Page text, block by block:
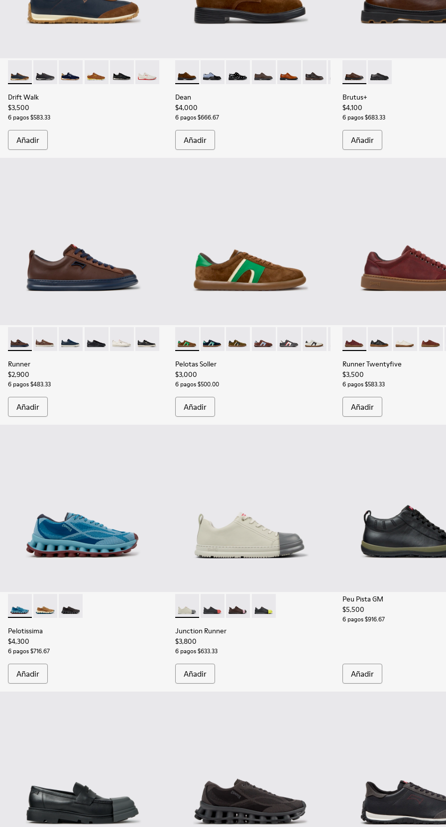
Drift Walk - K101097-008 - Zapatillas de piel y nobuk azules para hombre.
Drift Walk - K101097-009 - Zapatillas de piel y nobuk negras y grises para hombre.
Drift Walk - K101097-005
Drift Walk - K101097-003
Drift Walk - K101097-002
Drift Walk - K101097-001
Drift Walk
$3,500
6 pagos $583.33
Añadir
Dean - K100979-027 - Zapatos de ante marrones para hombre.
Dean - K100979-016
Dean - K100979-014
Dean - K100979-011
Dean - K100979-004
Dean - K100979-002
Dean - K100979-001
Dean
$4,000
6 pagos $666.67
Añadir
Brutus+ - K101066-004 -
Brutus+ - K101066-001
Brutus+
$4,100
6 pagos $683.33
Añadir
Runner - K101052-014 - Zapatillas de piel y nobuk marrones para hombre.
Runner - K101052-009
Runner - K101052-006
Runner - K101052-004
Runner - K101052-003
Runner - K101052-002
Runner
$2,900
6 pagos $483.33
Añadir
Pelotas Soller - K100937-038 - Zapatillas multicolor de nobuk y piel para
Pelotas Soller - K100937-027
Pelotas Soller - K100937-026
Pelotas Soller - K100937-024
Pelotas Soller - K100937-023
Pelotas Soller - K100937-022
Pelotas Soller - K100937-021
Pelotas Soller - K100937-
Pelotas Soller -
Pelotas
Pelotas Soller
$3,000
6 pagos $500.00
Añadir
Runner Twentyfive -
Runner Twentyfive -
Runner
Runner Twentyfive
$3,500
6 pagos $583.33
Añadir
Pelotissima - K101109-011 - Zapatillas azules de materiales técnicos reciclados para hombre.
Pelotissima - K101109-007 - Zapatillas marrones de materiales técnicos reciclados para hombre.
Pelotissima - K101109-006 - Zapatillas negras de materiales técnicos reciclados para hombre.
Pelotissima
$4,300
6 pagos $716.67
Añadir
Junction Runner - K100978-004 - Zapatillas de piel grises para hombre.
Junction Runner - K100978-009
Junction Runner - K100978-007
Junction Runner - K100978-002 - Zapatillas de piel
Junction Runner
$3,800
6 pagos $633.33
Añadir
Peu Pista GM
$5,500
6 pagos $916.67
Añadir